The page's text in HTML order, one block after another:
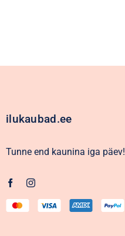
ilukaubad.ee
Tunne end kaunina iga päev!